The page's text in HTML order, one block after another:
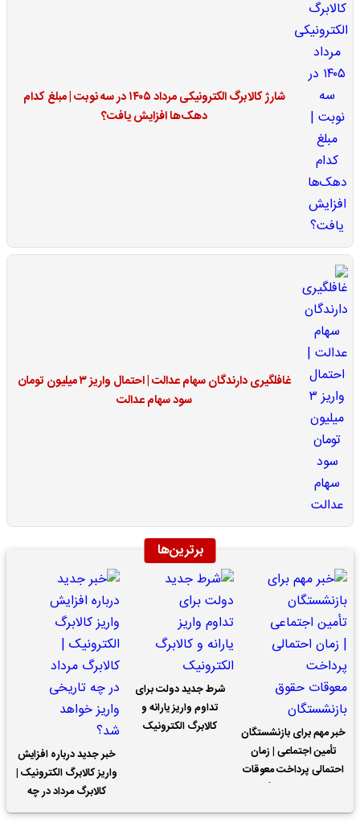
شارژ کالابرگ الکترونیکی مرداد ۱۴۰۵ در سه نوبت | مبلغ کدام
دهک‌ها افزایش یافت؟
غافلگیری دارندگان سهام عدالت | احتمال واریز ۳ میلیون تومان
سود سهام عدالت
برترین‌ها
خبر مهم برای بازنشستگان
تأمین اجتماعی | زمان
احتمالی پرداخت معوقات
شرط جدید دولت برای
تداوم واریز یارانه و
کالابرگ الکترونیک
خبر جدید درباره افزایش
واریز کالابرگ الکترونیک |
کالابرگ مرداد در چه
تاریخی واریز خواهد شد؟